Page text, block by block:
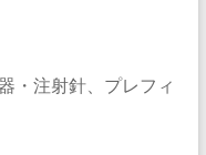
・注射針、プレフィ